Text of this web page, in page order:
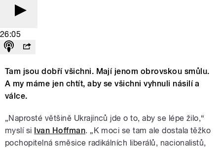
26:05
Tam jsou dobří všichni. Mají jenom obrovskou smůlu.
A my máme jen chtít, aby se všichni vyhnuli násilí a
válce.
„Naprosté většině Ukrajinců jde o to, aby se lépe žilo,“
myslí si Ivan Hoffman. „K moci se tam ale dostala těžko
pochopitelná směsice radikálních liberálů, nacionalistů,